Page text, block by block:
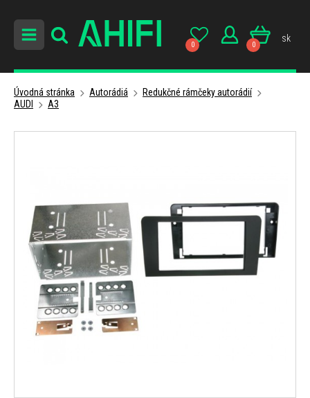
0 0
sk
Úvodná stránka Autorádiá
Redukčné rámčeky autorádií
AUDI
A3